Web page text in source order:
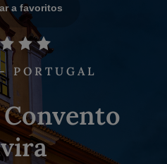
a favoritos
PORTUGAL